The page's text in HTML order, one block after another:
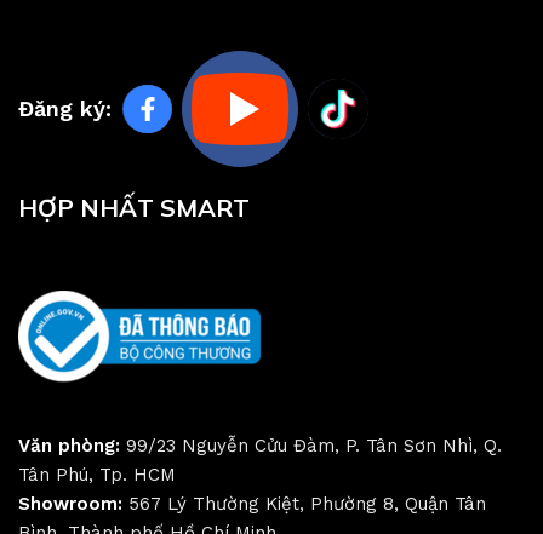
Đăng ký:
HỢP NHẤT SMART
Văn phòng: 99/23 Nguyễn Cửu Đàm, P. Tân Sơn Nhì, Q.
Tân Phú, Tp. HCM
Showroom: 567 Lý Thường Kiệt, Phường 8, Quận Tân